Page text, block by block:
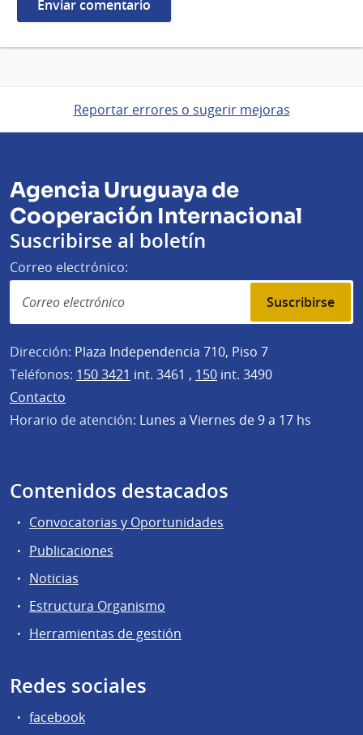
Reportar errores o sugerir mejoras
Agencia Uruguaya de
Cooperación Internacional
Suscribirse al boletín
Correo electrónico:
Suscribirse
Dirección: Plaza Independencia 710, Piso 7
Teléfonos: 150 3421 int. 3461 , 150 int. 3490
Contacto
Horario de atención: Lunes a Viernes de 9 a 17 hs
Contenidos destacados
Convocatorias y Oportunidades
Publicaciones
Noticias
Estructura Organismo
Herramientas de gestión
Redes sociales
facebook